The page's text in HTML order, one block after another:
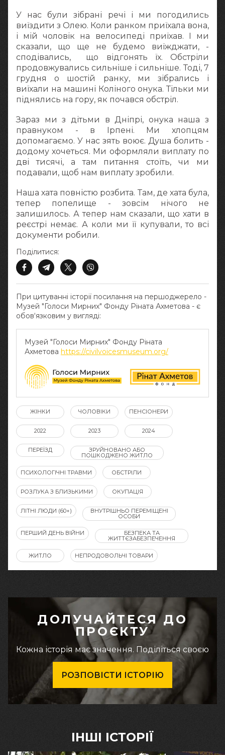
У нас були зібрані речі і ми погодились
виїздити з Олею. Коли ранком приїхала вона,
і мій чоловік на велосипеді приїхав. І ми
сказали, що ще не будемо виїжджати, -
сподівались, що відгонять їх. Обстріли
продовжувались сильніше і сильніше. Тоді, 7
грудня о шостій ранку, ми зібрались і
виїхали на машині Коліного онука. Тільки ми
піднялись на гору, як почався обстріл.
Зараз ми з дітьми в Дніпрі, онука наша з
правнуком - в Ірпені. Ми хлопцям
допомагаємо. У нас зять воює. Душа болить -
додому хочеться. Ми оформляли виплату по
дві тисячі, а там питання стоїть, чи ми
подавали, щоб нам виплату зробили.
Наша хата повністю розбита. Там, де хата була,
тепер попелище - зовсім нічого не
залишилось. А тепер нам сказали, що хати в
реєстрі немає. А коли ми її купували, то всі
документи робили.
При цитуванні історії посилання на першоджерело -
Музей "Голоси Мирних" Фонду Ріната Ахметова - є
обов‘язковим у вигляді:
Музей "Голоси Мирних" Фонду Ріната
Ахметова https://civilvoicesmuseum.org/
Поділитися:
ЖІНКИ ЧОЛОВІКИ ПЕНСІОНЕРИ
2022 2023 2024
ПЕРЕЇЗД ЗРУЙНОВАНО АБО
ПОШКОДЖЕНО ЖИТЛО
ПСИХОЛОГІЧНІ ТРАВМИ ОБСТРІЛИ
РОЗЛУКА З БЛИЗЬКИМИ ОКУПАЦІЯ
ЛІТНІ ЛЮДИ (60+) ВНУТРІШНЬО ПЕРЕМІЩЕНІ
ОСОБИ
ПЕРШИЙ ДЕНЬ ВІЙНИ БЕЗПЕКА ТА
ЖИТТЄЗАБЕЗПЕЧЕННЯ
ЖИТЛО НЕПРОДОВОЛЬЧІ ТОВАРИ
ДОЛУЧАЙТЕСЯ ДО
ПРОЄКТУ
Кожна історія має значення. Поділіться своєю
РОЗПОВІСТИ ІСТОРІЮ
ІНШІ ІСТОРІЇ